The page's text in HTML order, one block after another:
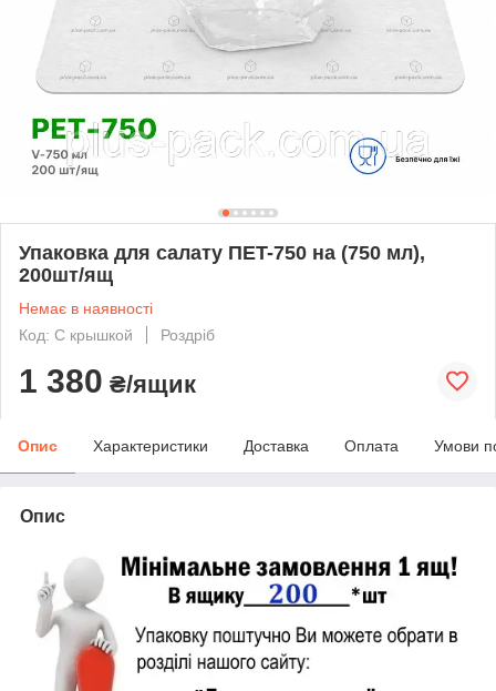
Упаковка для салату ПET-750 на (750 мл),
200шт/ящ
Немає в наявності
Код: С крышкой
Роздріб
1 380 ₴/ящик
Опис Характеристики Доставка Оплата Умови
Опис